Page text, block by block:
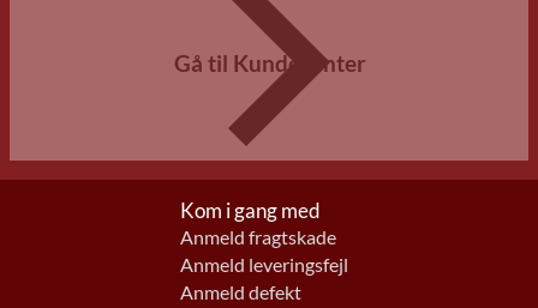
Gå til Kundecenter
Kom i gang med
Anmeld fragtskade
Anmeld leveringsfejl
Anmeld defekt